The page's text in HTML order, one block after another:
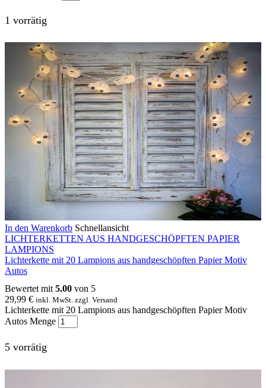
1 vorrätig
In den Warenkorb Schnellansicht
LICHTERKETTEN AUS HANDGESCHÖPFTEN PAPIER
LAMPIONS
Lichterkette mit 20 Lampions aus handgeschöpften Papier Motiv
Autos
Bewertet mit 5.00 von 5
29,99 € inkl. MwSt. zzgl. Versand
Lichterkette mit 20 Lampions aus handgeschöpften Papier Motiv
Autos Menge
5 vorrätig